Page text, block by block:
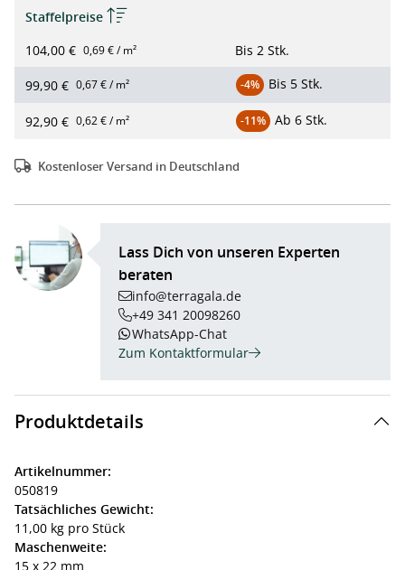
Staffelpreise
104,00 € 0,69 € / m² Bis 2 Stk.
99,90 € 0,67 € / m² -4% Bis 5 Stk.
92,90 € 0,62 € / m² -11% Ab 6 Stk.
Kostenloser Versand in Deutschland
Lass Dich von unseren Experten
beraten
info@terragala.de
+49 341 20098260
WhatsApp-Chat
Zum Kontaktformular
Produktdetails
Artikelnummer:
050819
Tatsächliches Gewicht:
11,00 kg pro Stück
Maschenweite:
15 x 22 mm